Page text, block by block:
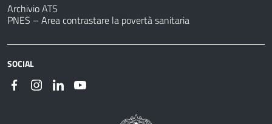
Archivio ATS
PNES – Area contrastare la povertà sanitaria
SOCIAL